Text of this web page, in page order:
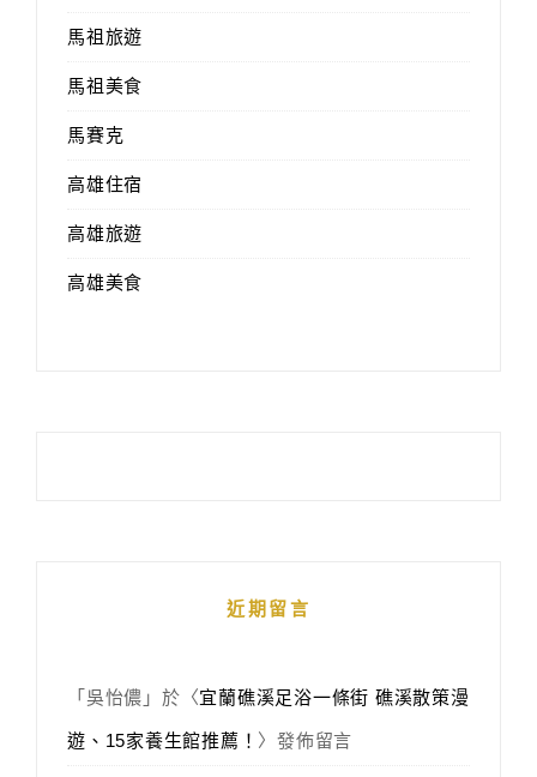
馬祖旅遊
馬祖美食
馬賽克
高雄住宿
高雄旅遊
高雄美食
近期留言
「 吳怡儂 」於〈宜蘭礁溪足浴一條街 礁溪散策漫
遊、15家養生館推薦！ 〉發佈留言